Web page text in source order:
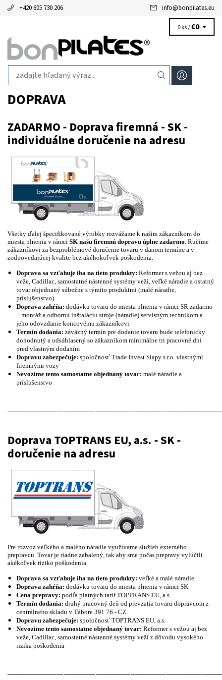
+420 605 730 206 info@bonpilates.eu
0 ks /€0
DOPRAVA
ZADARMO - Doprava firemná - SK -
individuálne doručenie na adresu
Všetky ďalej špecifikované výrobky rozvážame k našim zákazníkom do
miesta plnenia v rámci SK našu firemnú dopravu úplne zadarmo. Ručíme
zákazníkovi za bezproblémové doručenie tovaru v danom termíne a v
zodpovedajúcej kvalite bez akéhokoľvek poškodenia.
Doprava sa vzťahuje iba na tieto produkty: Reformer s vežou aj bez
veže, Cadillac, samostatné nástenné systémy veží, veľké náradie a ostatný
tovar objednaný súbežne s týmito produktmi (malé náradie,
príslušenstvo)
Doprava zahŕňa: dodávku tovaru do miesta plnenia v rámci SR zadarmo
+ montáž a odbornú inštaláciu stroje (náradie) servisným technikom a
jeho odovzdanie koncovému zákazníkovi
Termín dodania: záväzný termín pre dodanie tovaru bude telefonicky
dohodnutý a odsúhlasený so zákazníkom minimálne tri pracovné dni
pred vlastným dodaním
Dopravu zabezpečuje: spoločnosť Trade Invest Slapy s.r.o. vlastnými
firemnými vozy
Nevozíme tento samostatne objednaný tovar: malé náradie a
príslušenstvo
Doprava TOPTRANS EU, a.s. - SK -
doručenie na adresu
Pre rozvoz veľkého a malého náradie využívame služieb externého
prepravcu. Tovar je riadne zabalený, tak aby sme počas prepravy vylúčili
akékoľvek riziko poškodenia.
Doprava sa vzťahuje iba na tieto produkty: veľké a malé náradie
Doprava zahŕňa: dodávku tovaru do miesta plnenia v rámci SK
Cena prepravy: podľa platných taríf TOPTRANS EU, a.s.
Termín dodania: druhý pracovný deň od prevzatia tovaru dopravcom z
centrálneho skladu v Tábore 391 76 - CZ
Dopravu zabezpečuje: spoločnosť TOPTRANS EU, a.s.
Nevozíme tento samostatne objednaný tovar: Reformer s vežou aj bez
veže, Cadillac, samostatné nástenné systémy veží z dôvodu vysokého
rizika poškodenia